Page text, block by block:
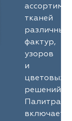
тканей
различных
фактур,
узоров
и
цветовых
решений.
Палитра
включает